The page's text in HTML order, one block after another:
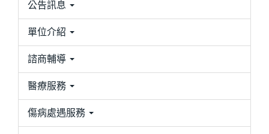
公告訊息
單位介紹
諮商輔導
醫療服務
傷病處遇服務